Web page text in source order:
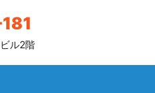
ル2階